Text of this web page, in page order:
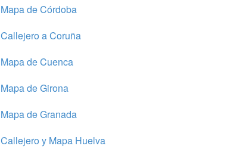
Mapa de Córdoba
Callejero a Coruña
Mapa de Cuenca
Mapa de Girona
Mapa de Granada
Callejero y Mapa Huelva